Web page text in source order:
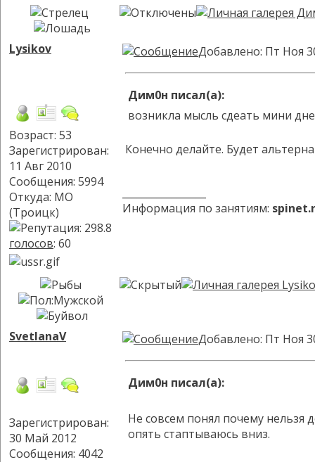
Lysikov
Возраст: 53
Зарегистрирован:
11 Авг 2010
Сообщения: 5994
Откуда: МО
(Троицк)
голосов: 60
Добавлено: Пт Ноя
Дим0н писал(а):
возникла мысль сдеать мини
Конечно делайте. Будет
Информация по занятиям:
SvetlanaV
Зарегистрирован:
30 Май 2012
Сообщения: 4042
Добавлено: Пт Ноя
Дим0н писал(а):
Не совсем понял почему нельзя
опять стаптываюсь вниз.